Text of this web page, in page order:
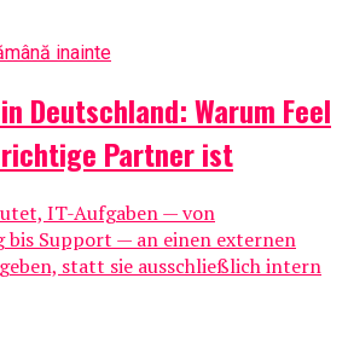
inainte
Deutschland: Warum Feel
Partner ist
IT-Aufgaben — von
bis Support — an einen externen
statt sie ausschließlich intern